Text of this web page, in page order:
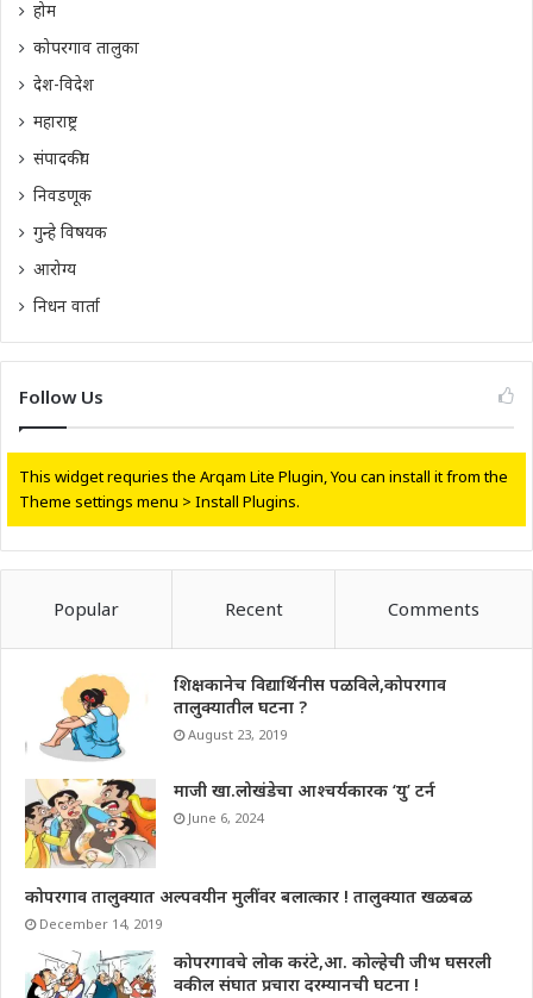
होम
कोपरगाव तालुका
देश-विदेश
महाराष्ट्र
संपादकीय
निवडणूक
गुन्हे विषयक
आरोग्य
निधन वार्ता
Follow Us
This widget requries the Arqam Lite Plugin, You can install it from the
Theme settings menu > Install Plugins.
Popular Recent Comments
शिक्षकानेच विद्यार्थिनीस पळविले,कोपरगाव
तालुक्यातील घटना ?
August 23, 2019
माजी खा.लोखंडेचा आश्चर्यकारक ‘यु’ टर्न
June 6, 2024
कोपरगाव तालुक्यात अल्पवयीन मुलींवर बलात्कार ! तालुक्यात खळबळ
December 14, 2019
कोपरगावचे लोक करंटे,आ. कोल्हेची जीभ घसरली
वकील संघात प्रचारा दरम्यानची घटना !